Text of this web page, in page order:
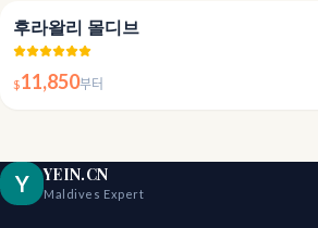
후라왈리 몰디브
$11,850부터
Y YEIN.CN
Maldives Expert